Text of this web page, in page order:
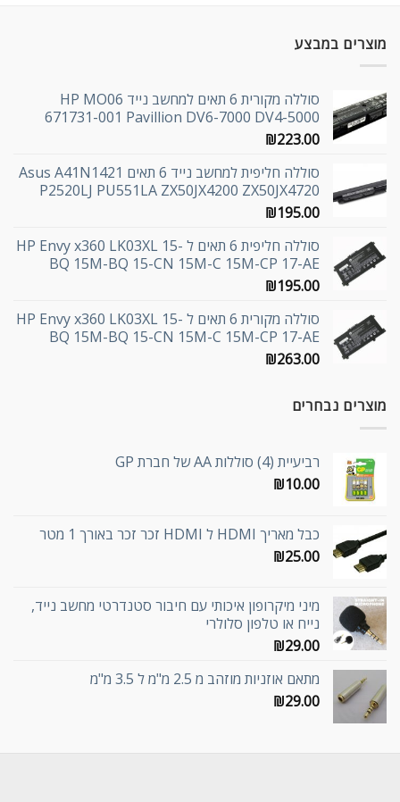
מוצרים במבצע
סוללה מקורית 6 תאים למחשב נייד HP MO06
671731-001 Pavillion DV6-7000 DV4-5000
₪223.00
סוללה חליפית למחשב נייד 6 תאים Asus A41N1421
P2520LJ PU551LA ZX50JX4200 ZX50JX4720
₪195.00
סוללה חליפית 6 תאים ל HP Envy x360 LK03XL 15-
BQ 15M-BQ 15-CN 15M-C 15M-CP 17-AE
₪195.00
סוללה מקורית 6 תאים ל HP Envy x360 LK03XL 15-
BQ 15M-BQ 15-CN 15M-C 15M-CP 17-AE
₪263.00
מוצרים נבחרים
רביעיית (4) סוללות AA של חברת GP
₪10.00
כבל מאריך HDMI ל HDMI זכר זכר באורך 1 מטר
₪25.00
מיני מיקרופון איכותי עם חיבור סטנדרטי מחשב נייד,
נייח או טלפון סלולרי
₪29.00
מתאם אוזניות מוזהב מ 2.5 מ"מ ל 3.5 מ"מ
₪29.00